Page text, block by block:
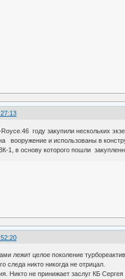
году закупили нескольких
и использованы в
1, в основу которого пошли
лежит целое поколение
следа никто никогда не отрицал.
Никто не принижает заслуг КБ Сергея